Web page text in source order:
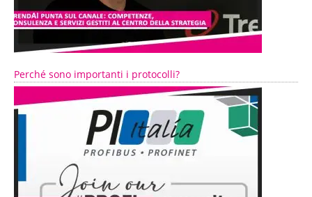
Perché sono importanti i protocolli?